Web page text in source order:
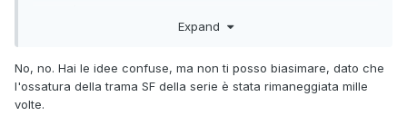
professore invece, ha compreso il sacrificio della donna e
dell'Umanità anche quando il pianeta morirà. Vuole perciò
evitare il Third Impact.
Expand
No, no. Hai le idee confuse, ma non ti posso biasimare, dato che
l'ossatura della trama SF della serie è stata rimaneggiata mille
volte.